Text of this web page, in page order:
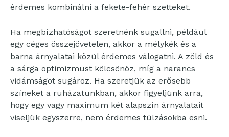
érdemes kombinálni a fekete-fehér szetteket.
Ha megbízhatóságot szeretnénk sugallni, például
egy céges összejövetelen, akkor a mélykék és a
barna árnyalatai közül érdemes válogatni. A zöld és
a sárga optimizmust kölcsönöz, míg a narancs
vidámságot sugároz. Ha szeretjük az erősebb
színeket a ruházatunkban, akkor figyeljünk arra,
hogy egy vagy maximum két alapszín árnyalatait
viseljük egyszerre, nem érdemes túlzásokba esni.